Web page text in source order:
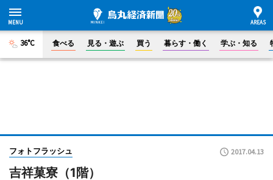
36°C 食べる 見る・遊ぶ 買う 暮らす・働く 学ぶ・知る
フォトフラッシュ 2017.04.13
吉祥菓寮（1階）